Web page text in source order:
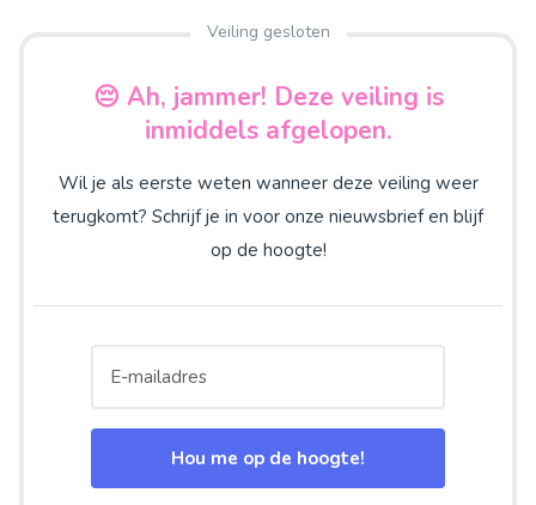
Veiling gesloten
😔 Ah, jammer! Deze veiling is
inmiddels afgelopen.
Wil je als eerste weten wanneer deze veiling weer
terugkomt? Schrijf je in voor onze nieuwsbrief en blijf
op de hoogte!
Hou me op de hoogte!